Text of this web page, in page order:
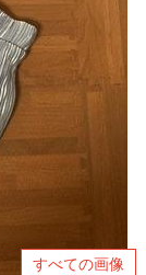
すべての画像